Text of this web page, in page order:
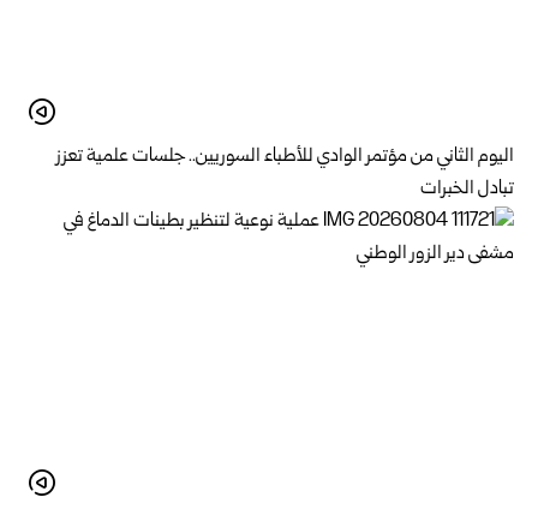
اليوم الثاني من مؤتمر الوادي للأطباء السوريين.. جلسات علمية تعزز
تبادل الخبرات